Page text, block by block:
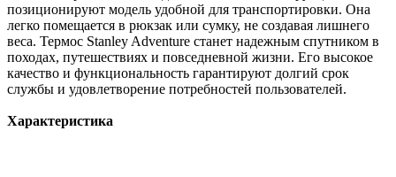
позиционируют модель удобной для транспортировки. Она
легко помещается в рюкзак или сумку, не создавая лишнего
веса. Термос Stanley Adventure станет надежным спутником в
походах, путешествиях и повседневной жизни. Его высокое
качество и функциональность гарантируют долгий срок
службы и удовлетворение потребностей пользователей.
Характеристика